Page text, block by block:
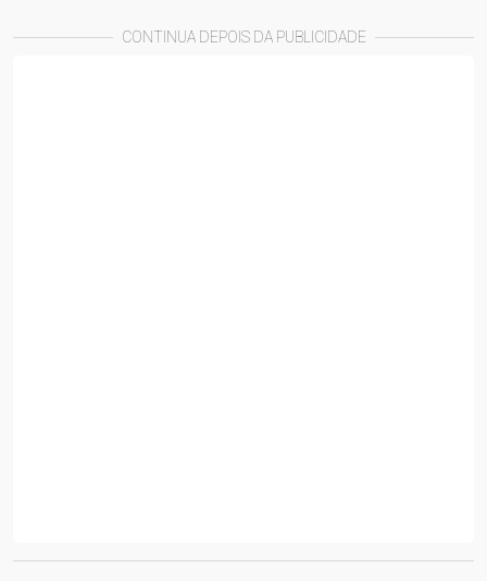
CONTINUA DEPOIS DA PUBLICIDADE